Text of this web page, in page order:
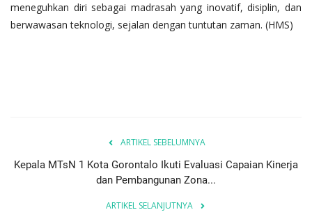
meneguhkan diri sebagai madrasah yang inovatif, disiplin, dan
berwawasan teknologi, sejalan dengan tuntutan zaman. (HMS)
ARTIKEL SEBELUMNYA
Kepala MTsN 1 Kota Gorontalo Ikuti Evaluasi Capaian Kinerja
dan Pembangunan Zona...
ARTIKEL SELANJUTNYA